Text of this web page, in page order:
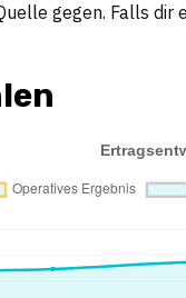
gegen. Falls